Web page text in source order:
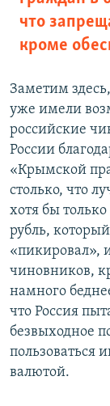
что
кроме
Заметим
уже имели
российские
России
«Крымской
столько, что
хотя бы
рубль,
«пикировал»,
чиновников,
намного
что Россия
безвыходное
пользоваться
валютой.